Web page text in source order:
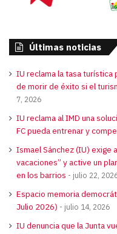
Últimas noticias
IU reclama la tasa turística
de morir de éxito si el
7, 2026
IU reclama al IMD una
FC pueda entrenar y
Ismael Sánchez (IU) exige
vacaciones” y active un
en los barrios
julio 22,
Espacio memoria
Julio 2026)
julio 14, 2026
IU denuncia que la Junta